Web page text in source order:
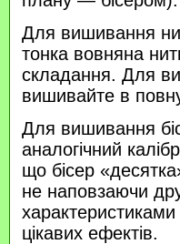
Для вишивання
тонка вовняна
складання. Для
вишивайте в
Для вишивання
аналогічний
що бісер
не наповзаючи
цікавих ефектів.